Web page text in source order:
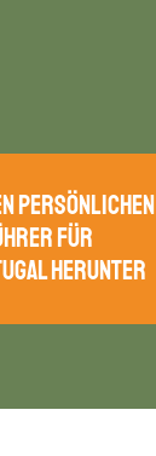
persönlichen
für
herunter